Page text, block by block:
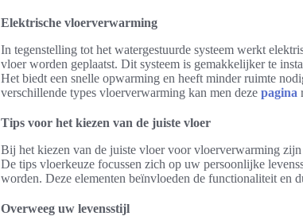
Elektrische vloerverwarming
In tegenstelling tot het watergestuurde systeem werkt
vloer worden geplaatst. Dit systeem is gemakkelijker te
Het biedt een snelle opwarming en heeft minder ruimte
verschillende types vloerverwarming kan men deze pagina
Tips voor het kiezen van de juiste vloer
Bij het kiezen van de juiste vloer voor vloerverwarming
De tips vloerkeuze focussen zich op uw persoonlijke
worden. Deze elementen beïnvloeden de functionaliteit en
Overweeg uw levensstijl